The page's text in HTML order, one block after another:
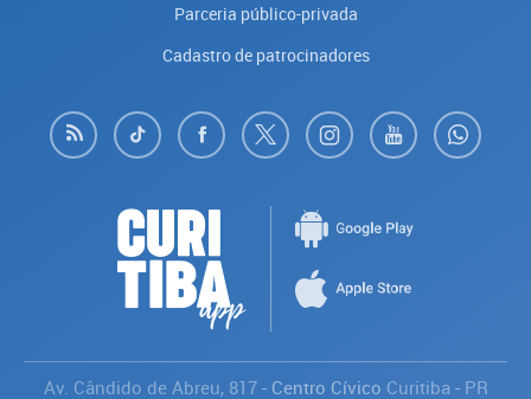
Parceria público-privada
Cadastro de patrocinadores
Av. Cândido de Abreu, 817- Centro Cívico Curitiba - PR